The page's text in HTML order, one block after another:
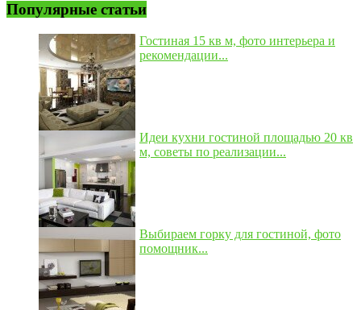
Популярные статьи
Гостиная 15 кв м, фото интерьера и
рекомендации...
Идеи кухни гостиной площадью 20 кв
м, советы по реализации...
Выбираем горку для гостиной, фото
помощник...